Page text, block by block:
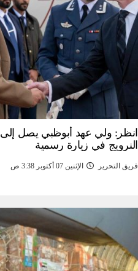
انظر: ولي عهد أبوظبي يصل إلى
النرويج في زيارة رسمية
فريق التحرير الإثنين 07 أكتوبر 3:38 ص